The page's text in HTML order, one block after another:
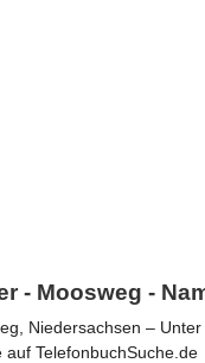
- Moosweg -
Niedersachsen –
TelefonbuchSuche.de